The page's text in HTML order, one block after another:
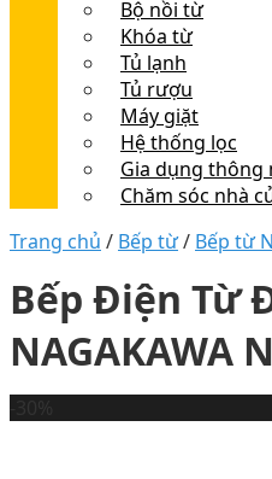
Bộ nồi từ
Khóa từ
Tủ lạnh
Tủ rượu
Máy giặt
Hệ thống lọc
Gia dụng thông
Chăm sóc nhà
Trang chủ / Bếp từ/ Bếp từ
Bếp Điện Từ
NAGAKAWA